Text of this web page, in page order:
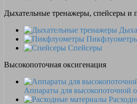
Дыхательные тренажеры, спейсеры и
Спейсеры
Высокопоточная оксигенация
Аппараты для высокопоточной